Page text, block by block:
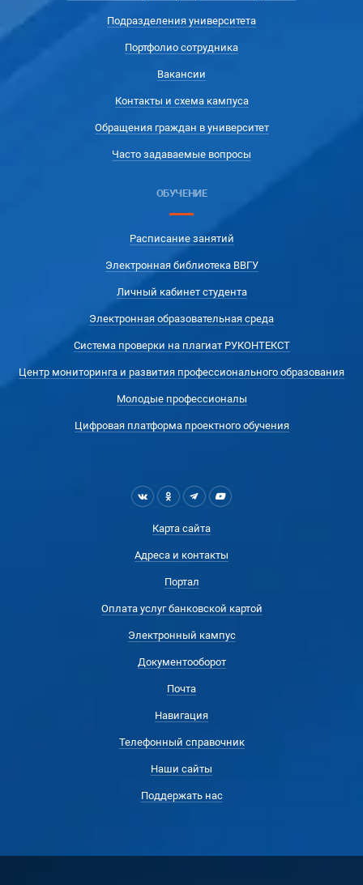
Подразделения университета
Портфолио сотрудника
Вакансии
Контакты и схема кампуса
Обращения граждан в университет
Часто задаваемые вопросы
ОБУЧЕНИЕ
Расписание занятий
Электронная библиотека ВВГУ
Личный кабинет студента
Электронная образовательная среда
Система проверки на плагиат РУКОНТЕКСТ
Центр мониторинга и развития профессионального образования
Молодые профессионалы
Цифровая платформа проектного обучения
Карта сайта
Адреса и контакты
Портал
Оплата услуг банковской картой
Электронный кампус
Документооборот
Почта
Навигация
Телефонный справочник
Наши сайты
Поддержать нас